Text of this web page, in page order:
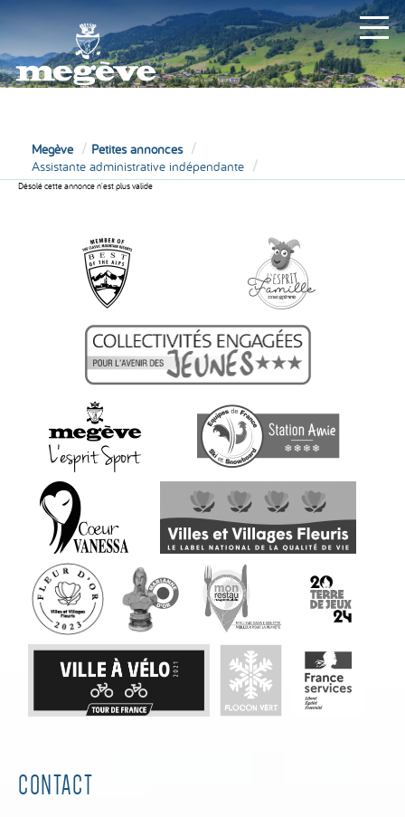
Megève
Petites annonces
Assistante administrative indépendante
Désolé cette annonce n'est plus valide
CONTACT